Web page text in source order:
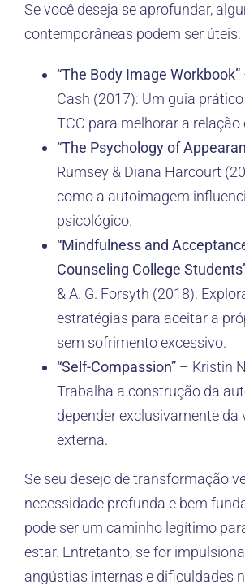
Se você deseja se aprofundar,
contemporâneas podem ser úteis:
“The Body Image Workbook”
Cash (2017): Um guia
TCC para melhorar a relação
“The Psychology of
Rumsey & Diana Harcourt
como a autoimagem
psicológico.
“Mindfulness and
Counseling College
& A. G. Forsyth (2018):
estratégias para aceitar a
sem sofrimento excessivo.
“Self-Compassion”– Kristin
Trabalha a construção da
depender exclusivamente da
externa.
Se seu desejo de transformação
necessidade profunda e bem
pode ser um caminho legítimo
estar. Entretanto, se for
angústias internas e dificuldades